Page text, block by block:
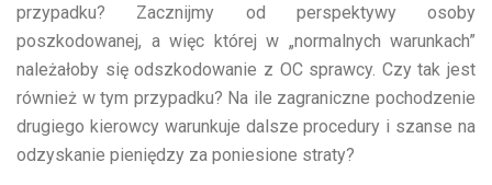
przypadku? Zacznijmy od perspektywy osoby
poszkodowanej, a więc której w „normalnych warunkach”
należałoby się odszkodowanie z OC sprawcy. Czy tak jest
również w tym przypadku? Na ile zagraniczne pochodzenie
drugiego kierowcy warunkuje dalsze procedury i szanse na
odzyskanie pieniędzy za poniesione straty?